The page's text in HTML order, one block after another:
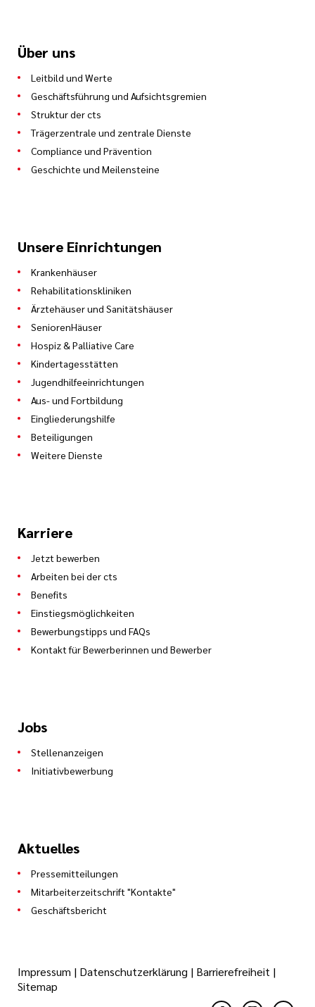
Über uns
Leitbild und Werte
Geschäftsführung und Aufsichtsgremien
Struktur der cts
Trägerzentrale und zentrale Dienste
Compliance und Prävention
Geschichte und Meilensteine
Unsere Einrichtungen
Krankenhäuser
Rehabilitationskliniken
Ärztehäuser und Sanitätshäuser
SeniorenHäuser
Hospiz & Palliative Care
Kindertagesstätten
Jugendhilfeeinrichtungen
Aus- und Fortbildung
Eingliederungshilfe
Beteiligungen
Weitere Dienste
Karriere
Jetzt bewerben
Arbeiten bei der cts
Benefits
Einstiegsmöglichkeiten
Bewerbungstipps und FAQs
Kontakt für Bewerberinnen und Bewerber
Jobs
Stellenanzeigen
Initiativbewerbung
Aktuelles
Pressemitteilungen
Mitarbeiterzeitschrift "Kontakte"
Geschäftsbericht
Impressum | Datenschutzerklärung | Barrierefreiheit |
Sitemap